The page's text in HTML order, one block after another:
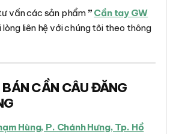
vấn các sản phẩm ” Cần tay GW
lòng liên hệ với chúng tôi theo thông
CẦN CÂU ĐĂNG
Hùng, P. Chánh Hưng, Tp. Hồ